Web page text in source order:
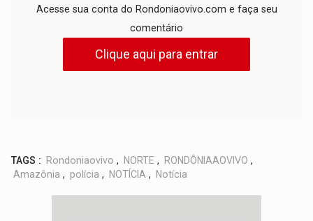
Acesse sua conta do Rondoniaovivo.com e faça seu
comentário
Clique aqui para entrar
TAGS : Rondoniaovivo , NORTE , RONDÔNIAAOVIVO ,
Amazônia , polícia , NOTÍCIA , Notícia